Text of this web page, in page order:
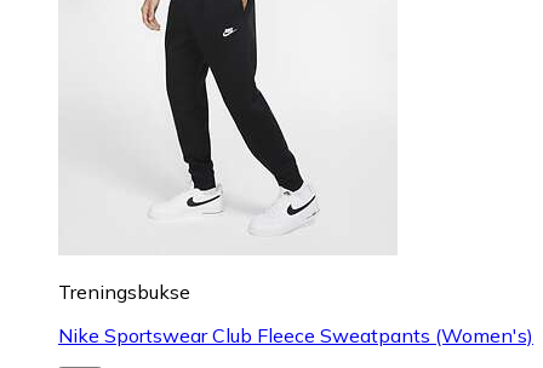
Treningsbukse
Nike Sportswear Club Fleece Sweatpants (Women's)